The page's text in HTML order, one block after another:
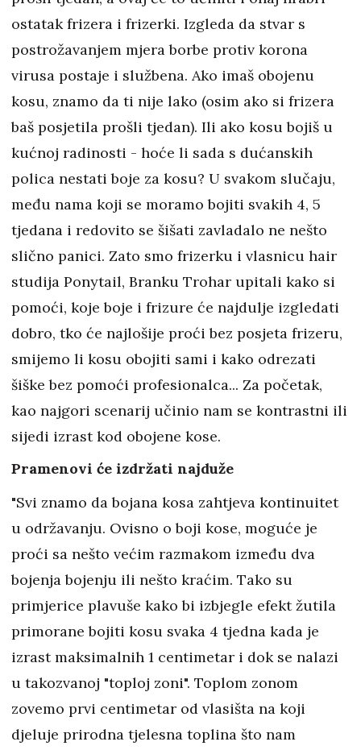
ostatak frizera i frizerki. Izgleda da stvar s
postrožavanjem mjera borbe protiv korona
virusa postaje i službena. Ako imaš obojenu
kosu, znamo da ti nije lako (osim ako si frizera
baš posjetila prošli tjedan). Ili ako kosu bojiš u
kućnoj radinosti - hoće li sada s dućanskih
polica nestati boje za kosu? U svakom slučaju,
među nama koji se moramo bojiti svakih 4, 5
tjedana i redovito se šišati zavladalo ne nešto
slično panici. Zato smo frizerku i vlasnicu hair
studija Ponytail, Branku Trohar upitali kako si
pomoći, koje boje i frizure će najdulje izgledati
dobro, tko će najlošije proći bez posjeta frizeru,
smijemo li kosu obojiti sami i kako odrezati
šiške bez pomoći profesionalca... Za početak,
kao najgori scenarij učinio nam se kontrastni ili
sijedi izrast kod obojene kose.
Pramenovi će izdržati najduže
"Svi znamo da bojana kosa zahtjeva kontinuitet
u održavanju. Ovisno o boji kose, moguće je
proći sa nešto većim razmakom između dva
bojenja bojenju ili nešto kraćim. Tako su
primjerice plavuše kako bi izbjegle efekt žutila
primorane bojiti kosu svaka 4 tjedna kada je
izrast maksimalnih 1 centimetar i dok se nalazi
u takozvanoj "toploj zoni". Toplom zonom
zovemo prvi centimetar od vlasišta na koji
djeluje prirodna tjelesna toplina što nam